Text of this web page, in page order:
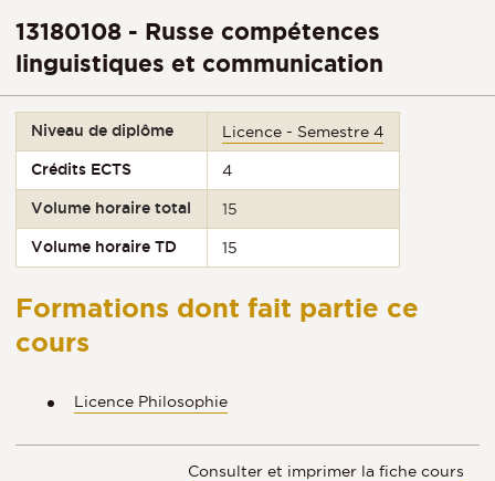
13180108 - Russe compétences
linguistiques et communication
Niveau de diplôme Licence - Semestre 4
Crédits ECTS 4
Volume horaire total 15
Volume horaire TD 15
Formations dont fait partie ce
cours
Licence Philosophie
Consulter et imprimer la fiche cours